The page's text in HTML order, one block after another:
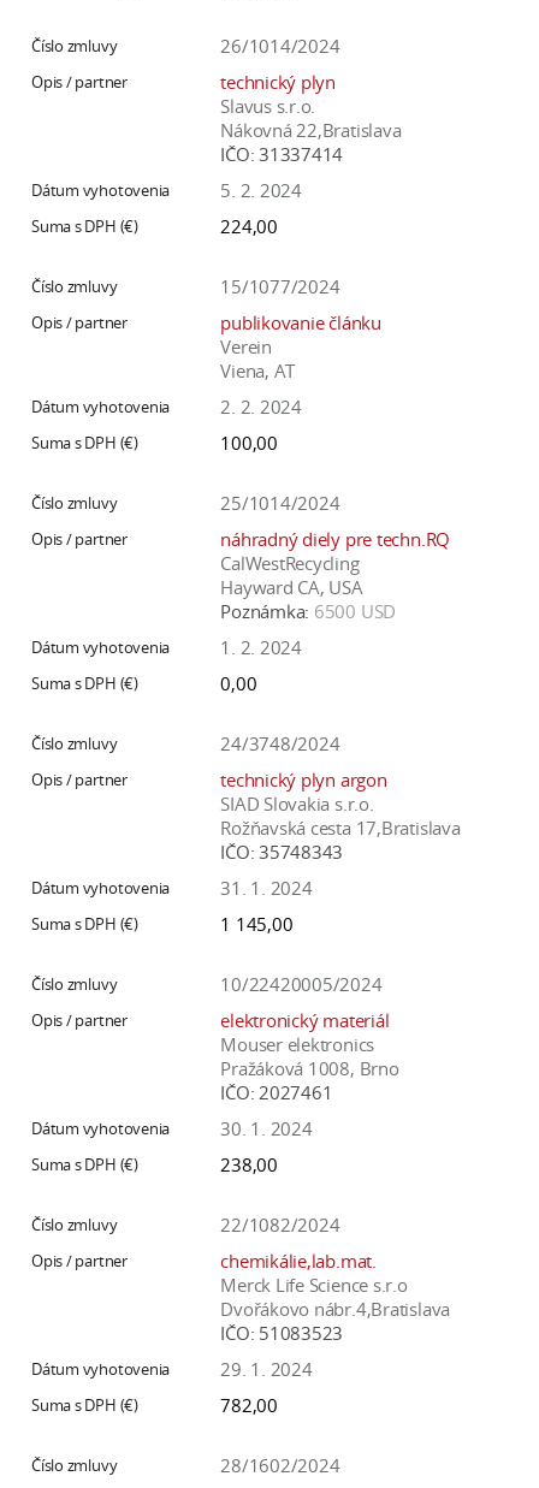
26/1014/2024
technický plyn
Slavus s.r.o.
Nákovná 22,Bratislava
IČO: 31337414
5. 2. 2024
224,00
15/1077/2024
publikovanie článku
Verein
Viena, AT
2. 2. 2024
100,00
25/1014/2024
náhradný diely pre techn.RQ
CalWestRecycling
Hayward CA, USA
Poznámka: 6500 USD
1. 2. 2024
0,00
24/3748/2024
technický plyn argon
SIAD Slovakia s.r.o.
Rožňavská cesta 17,Bratislava
IČO: 35748343
31. 1. 2024
1 145,00
10/22420005/2024
elektronický materiál
Mouser elektronics
Pražáková 1008, Brno
IČO: 2027461
30. 1. 2024
238,00
22/1082/2024
chemikálie,lab.mat.
Merck Life Science s.r.o
Dvořákovo nábr.4,Bratislava
IČO: 51083523
29. 1. 2024
782,00
28/1602/2024